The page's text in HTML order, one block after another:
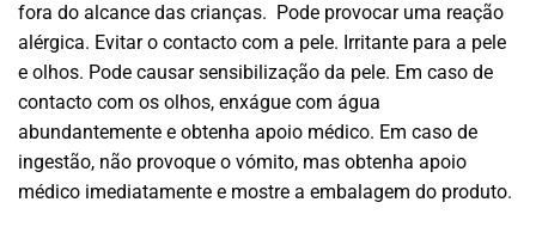
fora do alcance das crianças. Pode provocar uma reação
alérgica. Evitar o contacto com a pele. Irritante para a pele
e olhos. Pode causar sensibilização da pele. Em caso de
contacto com os olhos, enxágue com água
abundantemente e obtenha apoio médico. Em caso de
ingestão, não provoque o vómito, mas obtenha apoio
médico imediatamente e mostre a embalagem do produto.